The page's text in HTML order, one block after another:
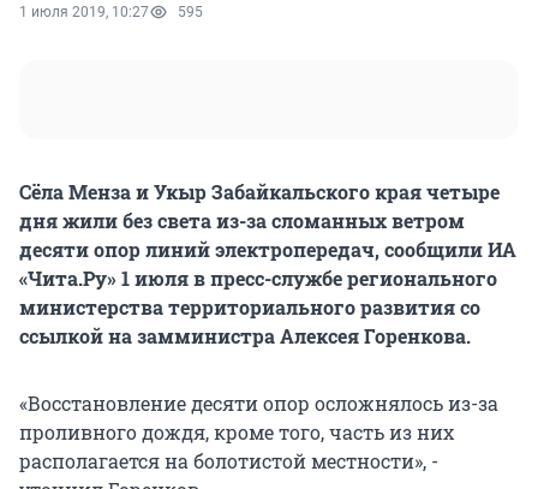
1 июля 2019, 10:27 595
Сёла Менза и Укыр Забайкальского края четыре
дня жили без света из-за сломанных ветром
десяти опор линий электропередач, сообщили ИА
«Чита.Ру» 1 июля в пресс-службе регионального
министерства территориального развития со
ссылкой на замминистра Алексея Горенкова.
«Восстановление десяти опор осложнялось из-за
проливного дождя, кроме того, часть из них
располагается на болотистой местности», -